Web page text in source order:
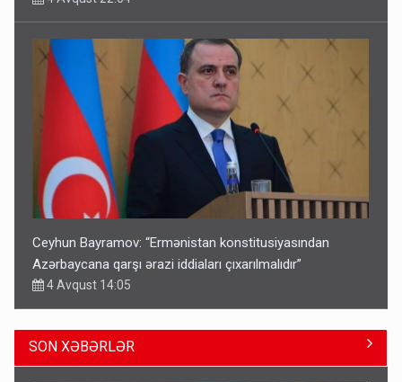
Ceyhun Bayramov: “Ermənistan konstitusiyasından
Azərbaycana qarşı ərazi iddiaları çıxarılmalıdır”
4 Avqust 14:05
SON XƏBƏRLƏR